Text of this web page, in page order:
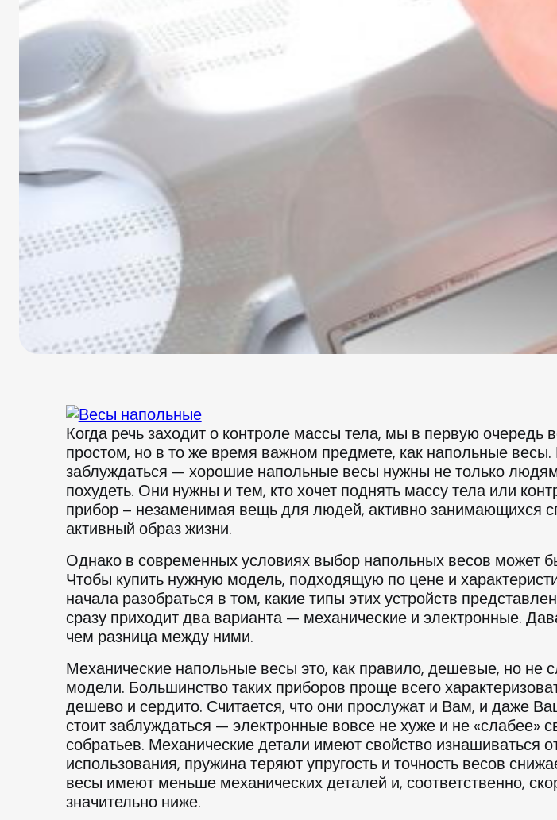
Когда речь заходит о контроле массы тела, мы в первую очередь
простом, но в то же время важном предмете, как напольные весы.
заблуждаться — хорошие напольные весы нужны не только
похудеть. Они нужны и тем, кто хочет поднять массу тела или
прибор – незаменимая вещь для людей, активно занимающихся
активный образ жизни.
Однако в современных условиях выбор напольных весов может
Чтобы купить нужную модель, подходящую по цене и
начала разобраться в том, какие типы этих устройств
сразу приходит два варианта — механические и электронные.
чем разница между ними.
Механические напольные весы это, как правило, дешевые, но не
модели. Большинство таких приборов проще всего
дешево и сердито. Считается, что они прослужат и Вам, и даже
стоит заблуждаться — электронные вовсе не хуже и не «слабее»
собратьев. Механические детали имеют свойство изнашиваться
использования, пружина теряют упругость и точность весов
весы имеют меньше механических деталей и, соответственно,
значительно ниже.